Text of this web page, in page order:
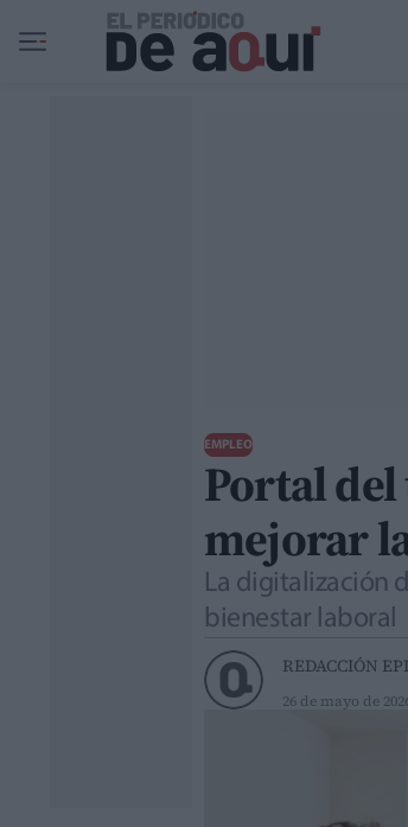
Ir al contenido principal
EMPLEO
Portal
mejorar
La digitalización
bienestar laboral
REDACCIÓN
26 de mayo de